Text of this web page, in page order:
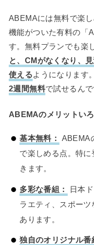
ABEMAには無料で楽
機能がついた有料の「
す。無料プランでも楽
と、CMがなくなり、
使えるようになります。
2週間無料で試せるんで
ABEMAのメリットい
基本無料：
ABEMA
で楽しめる点。特
きます。
多彩な番組：
日本
ラエティ、スポー
あります。
独自のオリジナル番